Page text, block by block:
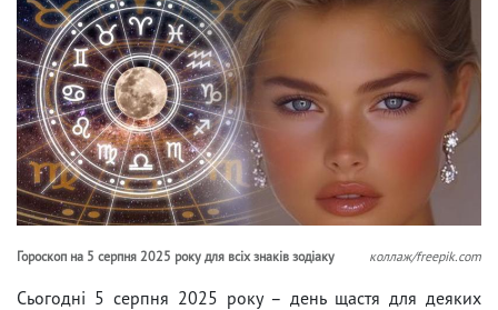
Гороскоп на 5 серпня 2025 року для всіх знаків зодіаку коллаж/freepik.com
Сьогодні 5 серпня 2025 року – день щастя для деяких